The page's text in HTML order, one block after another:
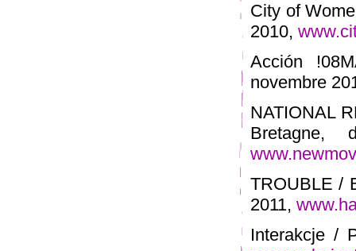
City of
2010,
Acción
novembre
NATIONAL
TROUBLE /
2011,
Interakcje /